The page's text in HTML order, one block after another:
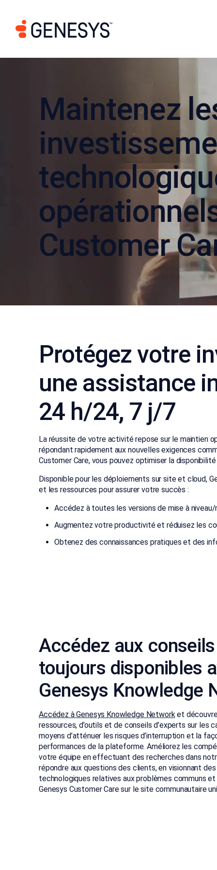
Maintenez
Customer
Protégez votre
une assistance
24 h/24, 7 j/7
La réussite de votre activité repose sur le maintien
répondant rapidement aux nouvelles exigences
Customer Care, vous pouvez optimiser la
Disponible pour les déploiements sur site et cloud,
et les ressources pour assurer votre succès :
Accédez à toutes les versions de mise à
Augmentez votre productivité et réduisez les
Obtenez des connaissances pratiques et des
Accédez aux conseils
toujours disponibles
Genesys Knowledge
Accédez à Genesys Knowledge Networket
ressources, d’outils et de conseils d’experts sur les
moyens d’atténuer les risques d’interruption et la
performances de la plateforme. Améliorez les
votre équipe en effectuant des recherches dans
répondre aux questions des clients, en visionnant
technologiques relatives aux problèmes communs
Genesys Customer Care sur le site communautaire